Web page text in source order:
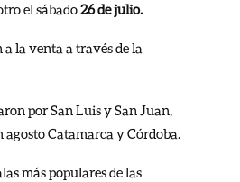
el sábado26 de julio.
la venta a través de la
por San Luis y San Juan,
Catamarca y Córdoba.
más populares de las